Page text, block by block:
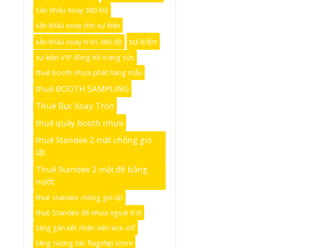
Sân Khấu Xoay 360 Độ
sân khấu xoay cho sự kiện
sân khấu xoay tròn 360 độ
sự kiện
sự kiện VIP đồng hồ trang sức
thuê booth nhựa phát hàng mẫu
thuê BOOTH SAMPLING
Thuê Bục Xoay Tròn
thuê quầy booth nhựa
thuê Standee 2 mặt chống gió
lật
Thuê Standee 2 mặt đế bằng
nước
thuê standee chống gió lật
thuê Standee đế nhựa ngoài trời
tăng gắn kết nhân viên kick-off
tăng tương tác flagship store